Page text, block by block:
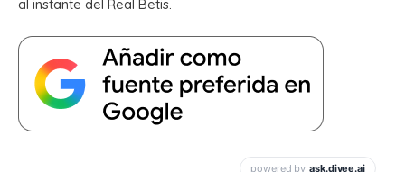
al instante del Real Betis.